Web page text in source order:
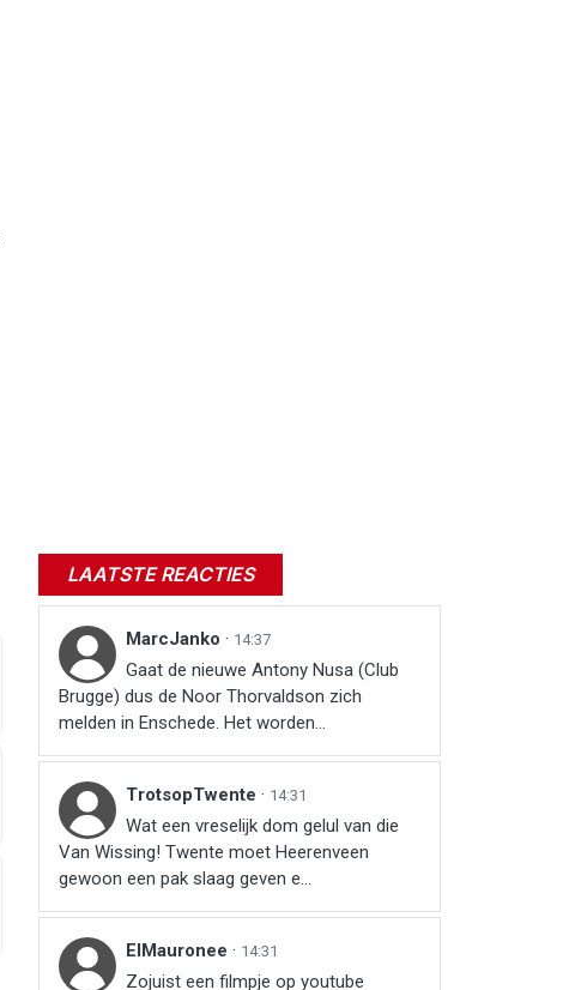
LAATSTE REACTIES
MarcJanko · 14:37
Gaat de nieuwe Antony Nusa (Club
Brugge) dus de Noor Thorvaldson zich
melden in Enschede. Het worden...
TrotsopTwente · 14:31
Wat een vreselijk dom gelul van die
Van Wissing! Twente moet Heerenveen
gewoon een pak slaag geven e...
ElMauronee · 14:31
Zojuist een filmpje op youtube